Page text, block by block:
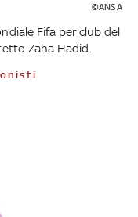
©ANSA
Fifa per club del
Zaha Hadid.